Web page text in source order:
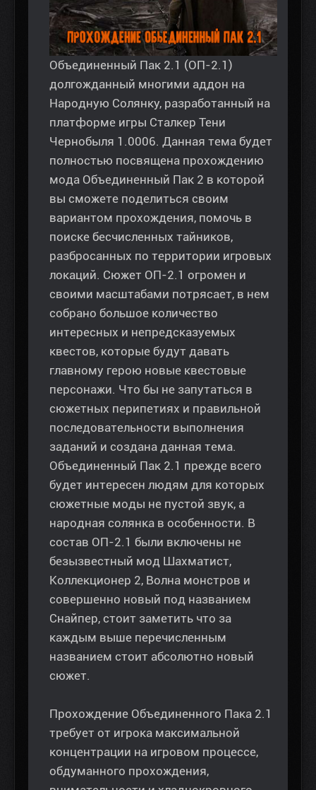
Объединенный Пак 2.1 (ОП-2.1)
долгожданный многими аддон на
Народную Солянку, разработанный на
платформе игры Сталкер Тени
Чернобыля 1.0006. Данная тема будет
полностью посвящена прохождению
мода Объединенный Пак 2 в которой
вы сможете поделиться своим
вариантом прохождения, помочь в
поиске бесчисленных тайников,
разбросанных по территории игровых
локаций. Сюжет ОП-2.1 огромен и
своими масштабами потрясает, в нем
собрано большое количество
интересных и непредсказуемых
квестов, которые будут давать
главному герою новые квестовые
персонажи. Что бы не запутаться в
сюжетных перипетиях и правильной
последовательности выполнения
заданий и создана данная тема.
Объединенный Пак 2.1 прежде всего
будет интересен людям для которых
сюжетные моды не пустой звук, а
народная солянка в особенности. В
состав ОП-2.1 были включены не
безызвестный мод Шахматист,
Коллекционер 2, Волна монстров и
совершенно новый под названием
Снайпер, стоит заметить что за
каждым выше перечисленным
названием стоит абсолютно новый
сюжет.
Прохождение Объединенного Пака 2.1
требует от игрока максимальной
концентрации на игровом процессе,
обдуманного прохождения,